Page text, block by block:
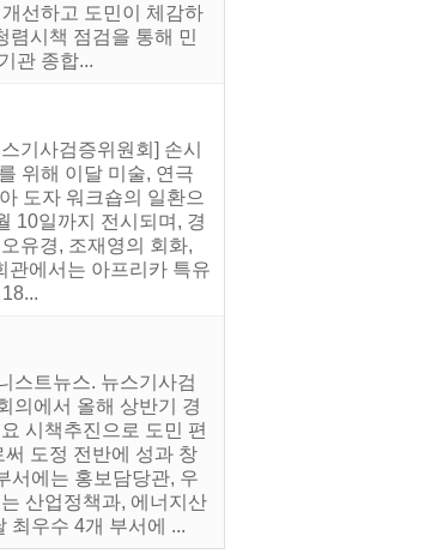
선하고 도민이 체감하
시책 점검을 통해 민
관 종합...
기사검증위원회] 손시
위해 이달 미술, 연극
도자 워크숍의 일환으
10일까지 전시되며, 경
유경, 조재영의 회화,
관에서는 아프리카 특유
스트뉴스. 뉴스기사검
의에서 올해 상반기 경
시책추진으로 도민 편
도정 전반에 성과 창
서에는 홍보담당관, 우
산업정책과, 에너지산
최우수 4개 부서에 ...